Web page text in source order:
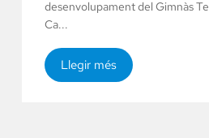
desenvolupament del Gimnàs
Ca...
Llegir més